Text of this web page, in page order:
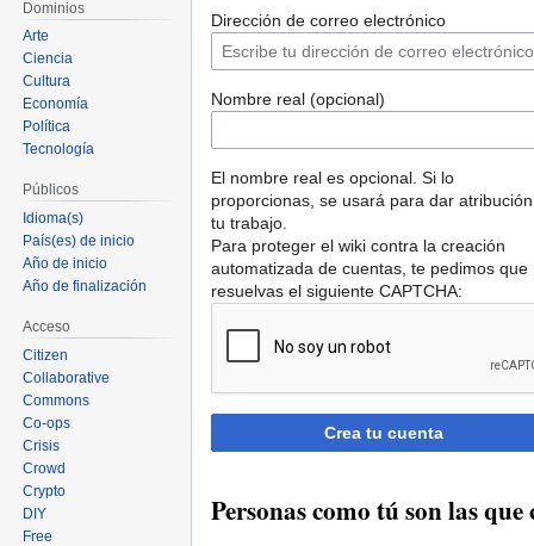
Dirección de correo electrónico
Nombre real (opcional)
El nombre real es opcional. Si lo
proporcionas, se usará para dar
tu trabajo.
Para proteger el wiki contra la creación
automatizada de cuentas, te pedimos que
resuelvas el siguiente CAPTCHA:
Crea tu cuenta
Personas como tú son las
Dominios
Arte
Ciencia
Cultura
Economía
Política
Tecnología
Públicos
Idioma(s)
País(es) de inicio
Año de inicio
Año de finalización
Acceso
Citizen
Collaborative
Commons
Co-ops
Crisis
Crowd
Crypto
DIY
Free